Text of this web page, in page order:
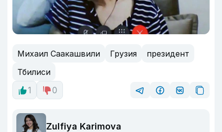
Михаил Саакашвили Грузия
президент
Тбилиси
1
0
Zulfiya Karimova